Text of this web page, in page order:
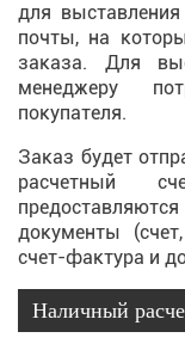
для
почты, на
заказа. Для
менеджеру
покупателя.
Заказ будет
расчетный
документы
счет-фактура и
Наличный